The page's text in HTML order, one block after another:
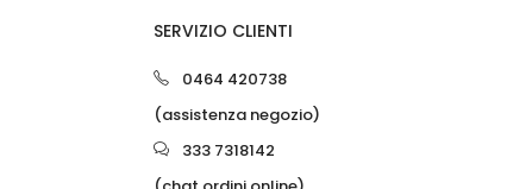
SERVIZIO CLIENTI
0464 420738
(assistenza negozio)
333 7318142